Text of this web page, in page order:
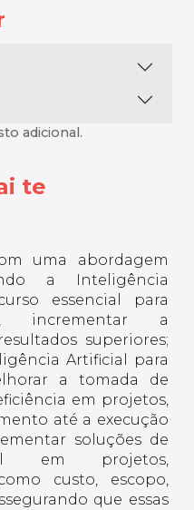
adicional.
te
uma abordagem
a Inteligência
essencial para
incrementar a
superiores;
Artificial para
a tomada de
em projetos,
até a execução
soluções de
em projetos,
custo, escopo,
que essas